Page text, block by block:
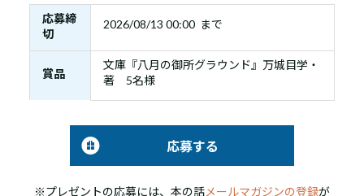
応募締
切
2026/08/13 00:00 まで
賞品
文庫『八月の御所グラウンド』万城目学・
著 5名様
応募する
※プレゼントの応募には、本の話メールマガジンの登録が